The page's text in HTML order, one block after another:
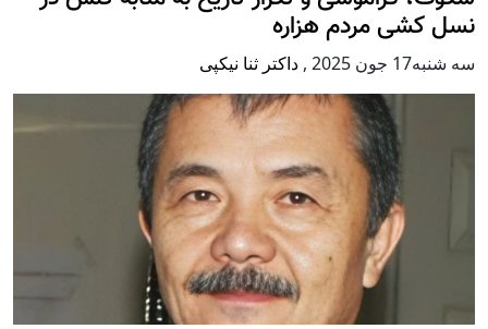
نسل کشی مردم هزاره
سه شنبه17 جون 2025 , داکتر ثنا نیکپی